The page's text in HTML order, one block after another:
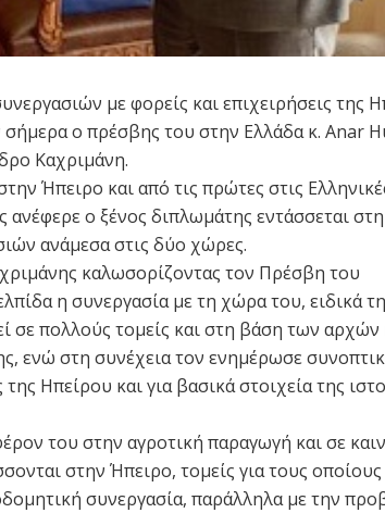
με φορείς και επιχειρήσεις της
o πρέσβης του στην Ελλάδα κ. Anar
Καχριμάνη.
Ήπειρο και από τις πρώτες στις
ανέφερε ο ξένος διπλωμάτης εντάσσεται στη
ανάμεσα στις δύο χώρες.
καλωσορίζοντας τον Πρέσβη του
η συνεργασία με τη χώρα του, ειδικά
σε πολλούς τομείς και στη βάση των αρχών
ενώ στη συνέχεια τον ενημέρωσε
Ηπείρου και για βασικά στοιχεία της
του στην αγροτική παραγωγή και σε
στην Ήπειρο, τομείς για τους
συνεργασία, παράλληλα με την